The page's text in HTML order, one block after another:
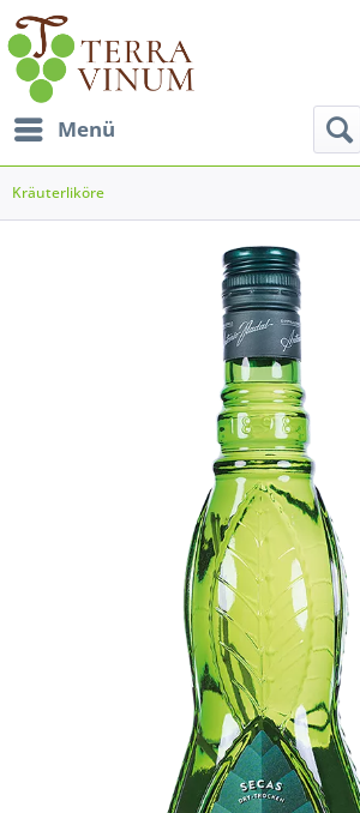
Menü
Kräuterliköre